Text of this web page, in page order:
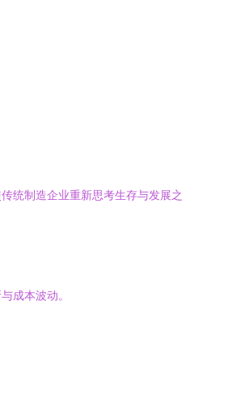
统制造企业重新思考生存与发展之
成本波动。